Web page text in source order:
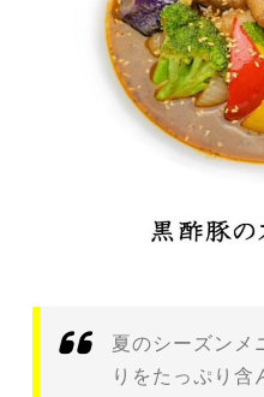
夏のシーズンメ
りをたっぷり含